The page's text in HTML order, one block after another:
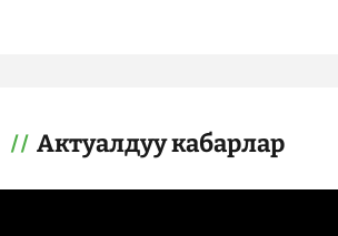
Актуалдуу кабарлар